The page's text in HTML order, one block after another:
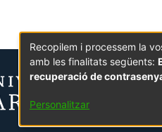
Recopilem i processem la
amb les finalitats següents:
recuperació de
Personalitzar